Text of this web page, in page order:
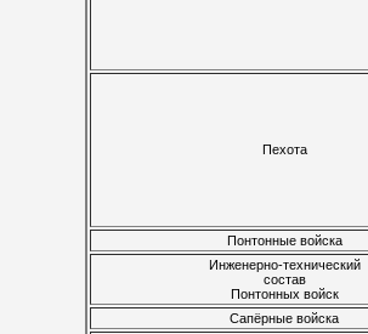
Пехота
Понтонные войска
Инженерно-технический
состав
Понтонных войск
Сапёрные войска